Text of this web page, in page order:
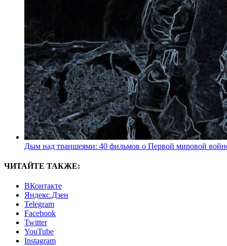
Дым над траншеями: 40 фильмов о Первой мировой
ЧИТАЙТЕ ТАКЖЕ:
ВКонтакте
Яндекс.Дзен
Telegram
Facebook
Twitter
YouTube
Instagram